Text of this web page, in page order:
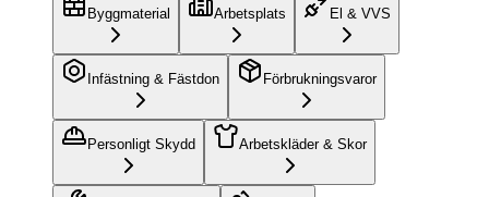
Byggmaterial Arbetsplats El & VVS
Infästning & Fästdon Förbrukningsvaror
Personligt Skydd Arbetskläder & Skor